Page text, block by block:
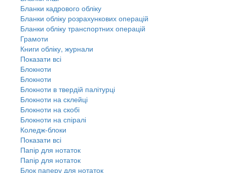
Бланки кадрового обліку
Бланки обліку розрахункових операцій
Бланки обліку транспортних операцій
Грамоти
Книги обліку, журнали
Показати всі
Блокноти
Блокноти
Блокноти в твердій палітурці
Блокноти на склейці
Блокноти на скобі
Блокноти на спіралі
Коледж-блоки
Показати всі
Папір для нотаток
Папір для нотаток
Блок паперу для нотаток